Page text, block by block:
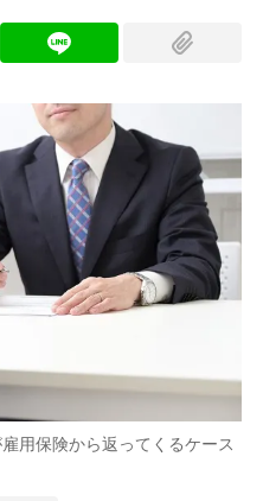
用保険から返ってくるケース